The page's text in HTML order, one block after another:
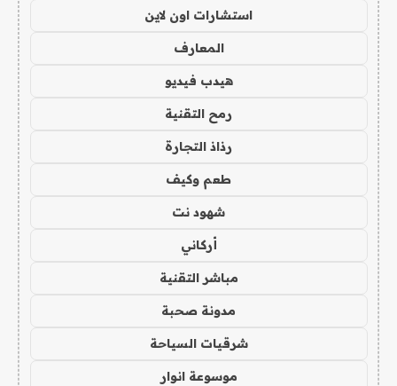
استشارات اون لاين
المعارف
هيدب فيديو
رمح التقنية
رذاذ التجارة
طعم وكيف
شهود نت
أركاني
مباشر التقنية
مدونة صحبة
شرقيات السياحة
موسوعة انوار